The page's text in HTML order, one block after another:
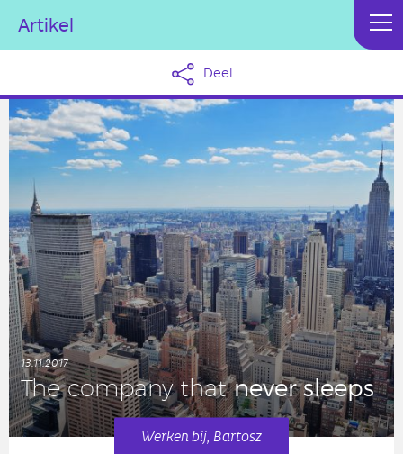
Artikel
Deel
The company thatnever sleeps
13.11.2017
Werken bij, Bartosz